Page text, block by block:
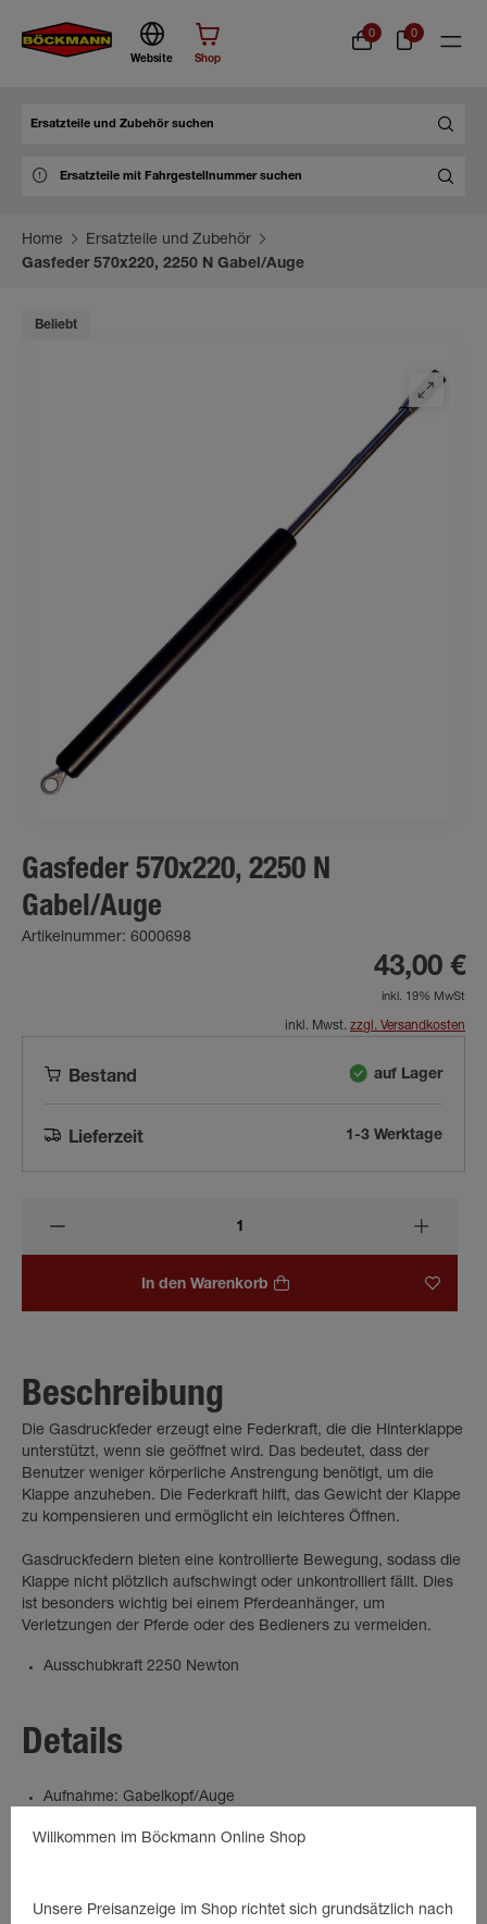
Website Shop
0 0
Home
Ersatzteile und Zubehör
Gasfeder 570x220, 2250 N Gabel/Auge
Beliebt
Gasfeder 570x220, 2250 N
Gabel/Auge
Artikelnummer: 6000698
43,00 €
inkl. 19% MwSt
inkl. Mwst. zzgl. Versandkosten
Bestand auf Lager
Lieferzeit 1-3 Werktage
In den Warenkorb
Beschreibung
Die Gasdruckfeder erzeugt eine Federkraft, die die Hinterklappe
unterstützt, wenn sie geöffnet wird. Das bedeutet, dass der
Benutzer weniger körperliche Anstrengung benötigt, um die
Klappe anzuheben. Die Federkraft hilft, das Gewicht der Klappe
zu kompensieren und ermöglicht ein leichteres Öffnen.
Gasdruckfedern bieten eine kontrollierte Bewegung, sodass die
Klappe nicht plötzlich aufschwingt oder unkontrolliert fällt. Dies
ist besonders wichtig bei einem Pferdeanhänger, um
Verletzungen der Pferde oder des Bedieners zu vermeiden.
Ausschubkraft 2250 Newton
Details
Aufnahme: Gabelkopf/Auge
Länge: 570 mm
Willkommen im Böckmann Online Shop
Unsere Preisanzeige im Shop richtet sich grundsätzlich nach